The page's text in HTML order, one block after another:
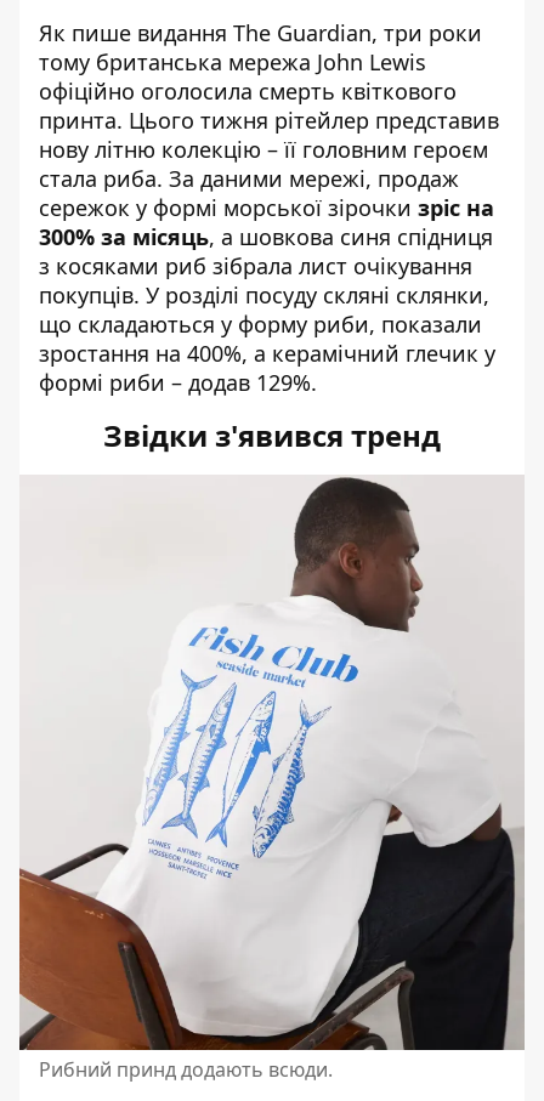
Як пише видання The Guardian, три роки
тому британська мережа John Lewis
офіційно оголосила смерть квіткового
принта. Цього тижня рітейлер представив
нову літню колекцію – її головним героєм
стала риба. За даними мережі, продаж
сережок у формі морської зірочки зріс на
300% за місяць, а шовкова синя спідниця
з косяками риб зібрала лист очікування
покупців. У розділі посуду скляні склянки,
що складаються у форму риби, показали
зростання на 400%, а керамічний глечик у
формі риби – додав 129%.
Звідки з'явився тренд
Рибний принд додають всюди.